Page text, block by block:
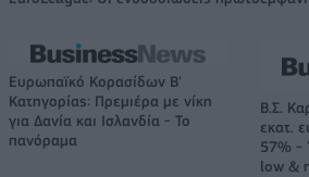
Ευρωπαϊκό Κορασίδων Β'
Κατηγορίας: Πρεμιέρα με νίκη
για Δανία και Ισλανδία - Το
πανόραμα
Β.Σ.
εκατ.
57% -
low &